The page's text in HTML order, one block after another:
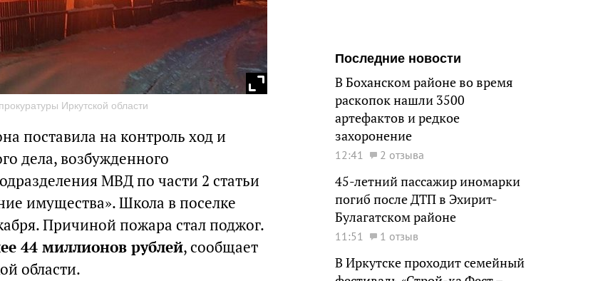
Иркутской области
поставила на контроль ход и
дела, возбужденного
МВД по части 2 статьи
имущества». Школа в поселке
Причиной пожара стал поджог.
44 миллионов рублей, сообщает
области.
Последние новости
В Боханском районе во время
раскопок нашли 3500
артефактов и редкое
захоронение
12:41 2 отзыва
45-летний пассажир иномарки
погиб после ДТП в Эхирит-
Булагатском районе
11:51 1 отзыв
В Иркутске проходит семейный